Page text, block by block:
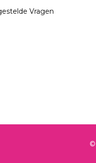
Vragen
©